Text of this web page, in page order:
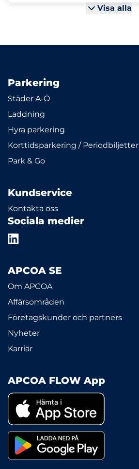
Visa alla
Parkering
Städer A-Ö
Laddning
Hyra parkering
Korttidsparkering / Periodbiljetter
Park & Go
Kundservice
Kontakta oss
Sociala medier
APCOA SE
Om APCOA
Affärsområden
Företagskunder och partners
Nyheter
Karriär
APCOA FLOW App